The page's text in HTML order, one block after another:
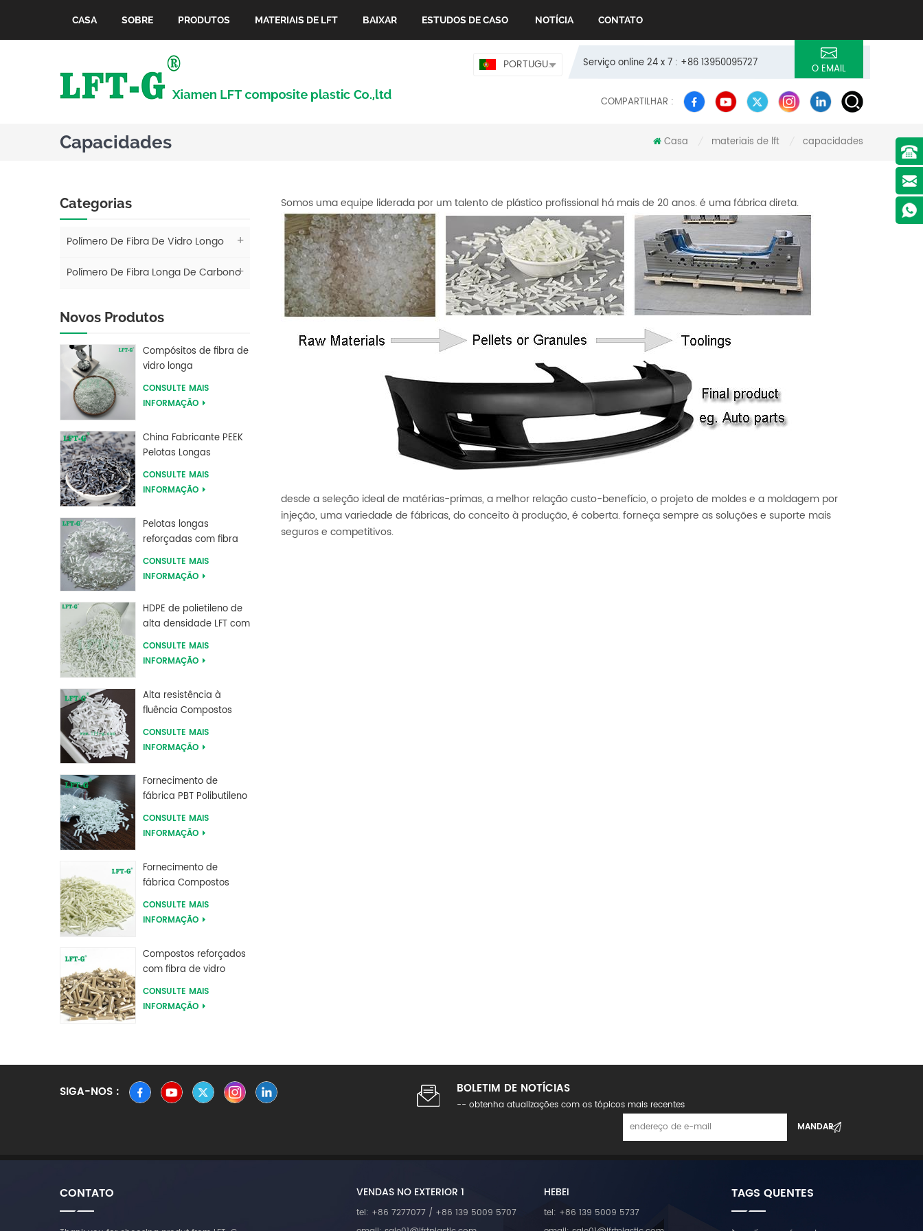
CASA SOBRE PRODUTOS MATERIAIS DE LFT BAIXAR ESTUDOS DE CASO NOTÍCIA CONTATO
Serviço online 24 x 7 : +86 13950095727 O EMAIL
PORTUGUÊS
COMPARTILHAR :
Capacidades Casa materiais de lft capacidades
Categorias
Polímero De Fibra De Vidro Longo
Polímero De Fibra Longa De Carbono
Novos Produtos
Compósitos de fibra de
vidro longa
preenchidos com
polibutileno tereftalato
CONSULTE MAIS
INFORMAÇÃO
China Fabricante PEEK
Pelotas Longas
Reforçadas com Fibra
de Carbono
CONSULTE MAIS
INFORMAÇÃO
Pelotas longas
reforçadas com fibra
de vidro longa do PLA
de ácido polilático LFT
CONSULTE MAIS
INFORMAÇÃO
HDPE de polietileno de
alta densidade LFT com
fibra de vidro longa
reforçada
CONSULTE MAIS
INFORMAÇÃO
Alta resistência à
fluência Compostos
longos de fibra de vidro
preenchidos com MXD
CONSULTE MAIS
INFORMAÇÃO
Fornecimento de
fábrica PBT Polibutileno
Tereftalato Compostos
Reforçados com Fibra
de Vidro Longa
CONSULTE MAIS
INFORMAÇÃO
Fornecimento de
fábrica Compostos
reforçados com fibra
de vidro longa de
poliftalamida PPA
CONSULTE MAIS
INFORMAÇÃO
Compostos reforçados
com fibra de vidro
longa de sulfeto de
polifenileno PPS
CONSULTE MAIS
INFORMAÇÃO
Somos uma equipe liderada por um talento de plástico profissional há mais de 20 anos. é uma fábrica direta.
desde a seleção ideal de matérias-primas, a melhor relação custo-benefício, o projeto de moldes e a moldagem por
injeção, uma variedade de fábricas, do conceito à produção, é coberta. forneça sempre as soluções e suporte mais
seguros e competitivos.
SIGA-NOS : BOLETIM DE NOTÍCIAS
-- obtenha atualizações com os tópicos mais recentes
CONTATO VENDAS NO EXTERIOR 1
tel: +86 7277077 / +86 139 5009 5707
HEBEI
tel: +86 139 5009 5737
TAGS QUENTES